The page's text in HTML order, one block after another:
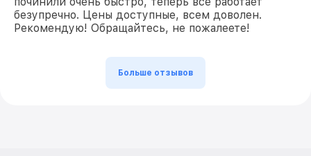
безупречно. Цены доступные, всем доволен.
Рекомендую! Обращайтесь, не пожалеете!
Больше отзывов